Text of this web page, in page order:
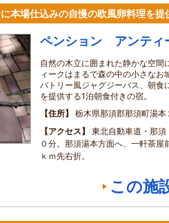
本場仕込みの自慢の欧風卵料理を提
ペンション アンティ
自然の木立に囲まれた静かな空間
ィークはまるで森の中の小さなお
バトリー風ジャグジーバス、朝食
を提供する1泊朝食付きの宿。
住所
栃木県那須郡那須町湯本
アクセス
東北自動車道・那
０分。那須湯本方面へ、一軒茶屋
ｋｍ先右折。
この施